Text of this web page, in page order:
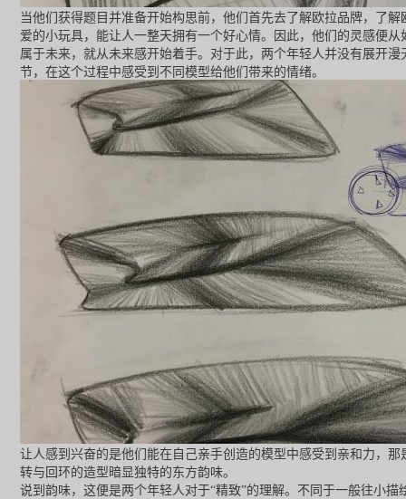
当他们获得题目并准备开始构思前，他们首先去了解欧拉品牌，了解
爱的小玩具，能让人一整天拥有一个好心情。因此，他们的灵感便
属于未来，就从未来感开始着手。对于此，两个年轻人并没有展开
节，在这个过程中感受到不同模型给他们带来的情绪。
让人感到兴奋的是他们能在自己亲手创造的模型中感受到亲和力，
转与回环的造型暗显独特的东方韵味。
说到韵味，这便是两个年轻人对于“精致”的理解。不同于一般往小